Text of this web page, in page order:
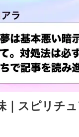
｜スピリチ